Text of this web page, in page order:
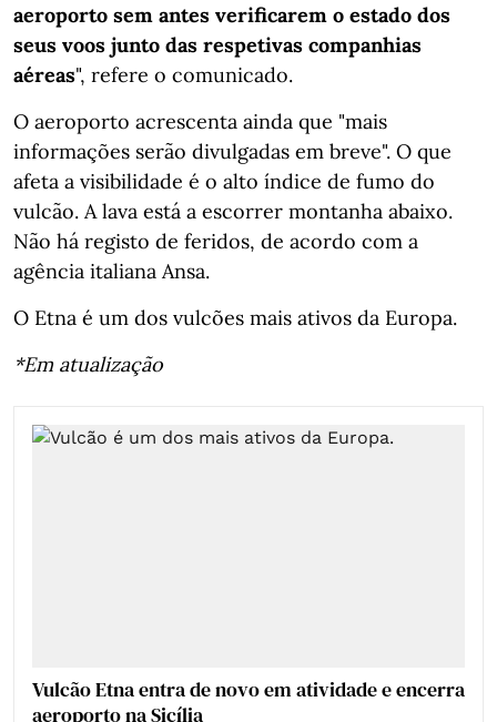
aeroporto sem antes verificarem o estado dos
seus voos junto das respetivas companhias
aéreas", refere o comunicado.
O aeroporto acrescenta ainda que "mais
informações serão divulgadas em breve". O que
afeta a visibilidade é o alto índice de fumo do
vulcão. A lava está a escorrer montanha abaixo.
Não há registo de feridos, de acordo com a
agência italiana Ansa.
O Etna é um dos vulcões mais ativos da Europa.
*Em atualização
Vulcão Etna entra de novo em atividade e encerra
aeroporto na Sicília